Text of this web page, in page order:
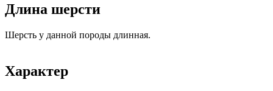
Длина шерсти
Шерсть у данной породы длинная.
Характер